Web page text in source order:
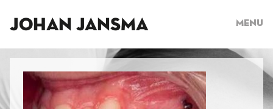
JOHAN JANSMA Menu